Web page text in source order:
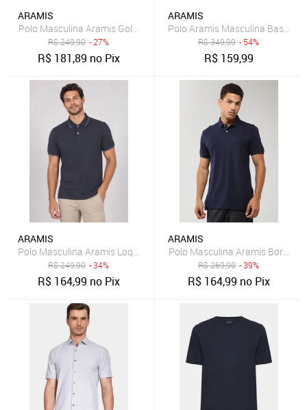
ARAMIS
Polo Masculina Aramis Gola Clássica Azul-Marinho
R$249,90 - 27%
R$ 181,89 no Pix
ARAMIS
Polo Aramis Masculina Basic
R$349,99 - 54%
R$ 159,99
ARAMIS
Polo Masculina Aramis Logo Azul Marinho
R$249,90 - 34%
R$ 164,99 no Pix
ARAMIS
Polo Masculina Aramis
R$269,90 - 39%
R$ 164,99 no Pix